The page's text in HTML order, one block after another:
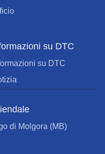
su DTC
su DTC
di Molgora (MB)